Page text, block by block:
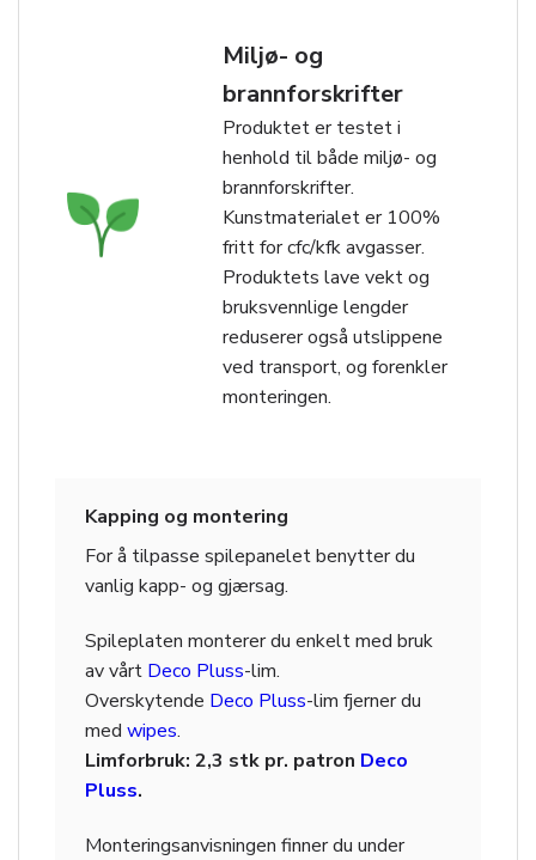
Miljø- og
brannforskrifter
Produktet er testet i
henhold til både miljø- og
brannforskrifter.
Kunstmaterialet er 100%
fritt for cfc/kfk avgasser.
Produktets lave vekt og
bruksvennlige lengder
reduserer også utslippene
ved transport, og forenkler
monteringen.
Kapping og montering
For å tilpasse spilepanelet benytter du
vanlig kapp- og gjærsag.
Spileplaten monterer du enkelt med bruk
av vårt Deco Pluss-lim.
Overskytende Deco Pluss-lim fjerner du
med wipes.
Limforbruk: 2,3 stk pr. patron Deco
Pluss.
Monteringsanvisningen finner du under